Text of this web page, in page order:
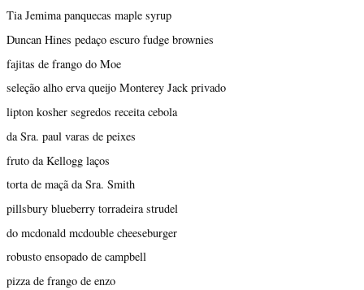
Tia Jemima panquecas maple syrup
Duncan Hines pedaço escuro fudge brownies
fajitas de frango do Moe
seleção alho erva queijo Monterey Jack privado
lipton kosher segredos receita cebola
da Sra. paul varas de peixes
fruto da Kellogg laços
torta de maçã da Sra. Smith
pillsbury blueberry torradeira strudel
do mcdonald mcdouble cheeseburger
robusto ensopado de campbell
pizza de frango de enzo